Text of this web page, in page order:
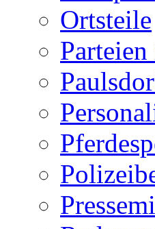
Ortsteile